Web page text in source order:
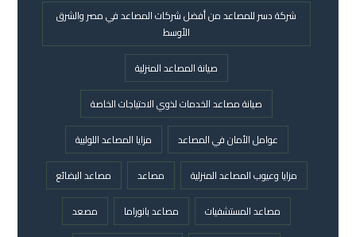
شركة دسر للمصاعد من أفضل شركات المصاعد في مصر والشرق
الأوسط
صيانة المصاعد المنزلية
صيانة مصاعد الخدمات لذوي الاحتياجات الخاصة
عوامل الأمان في المصاعد
مزايا المصاعد اللولبية
مزايا وعيوب المصاعد المنزلية
مصاعد
مصاعد البضائع
مصاعد المستشفيات
مصاعد بانوراما
مصعد